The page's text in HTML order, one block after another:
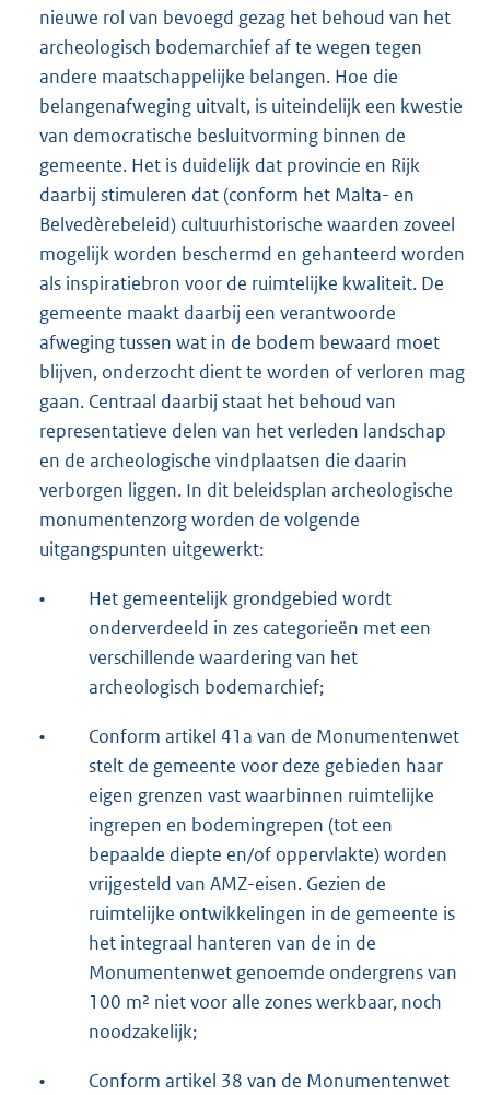
nieuwe rol van bevoegd gezag het behoud van het
archeologisch bodemarchief af te wegen tegen
andere maatschappelijke belangen. Hoe die
belangenafweging uitvalt, is uiteindelijk een kwestie
van democratische besluitvorming binnen de
gemeente. Het is duidelijk dat provincie en Rijk
daarbij stimuleren dat (conform het Malta- en
Belvedèrebeleid) cultuurhistorische waarden zoveel
mogelijk worden beschermd en gehanteerd worden
als inspiratiebron voor de ruimtelijke kwaliteit. De
gemeente maakt daarbij een verantwoorde
afweging tussen wat in de bodem bewaard moet
blijven, onderzocht dient te worden of verloren mag
gaan. Centraal daarbij staat het behoud van
representatieve delen van het verleden landschap
en de archeologische vindplaatsen die daarin
verborgen liggen. In dit beleidsplan archeologische
monumentenzorg worden de volgende
uitgangspunten uitgewerkt:
•
Het gemeentelijk grondgebied wordt
onderverdeeld in zes categorieën met een
verschillende waardering van het
archeologisch bodemarchief;
•
Conform artikel 41a van de Monumentenwet
stelt de gemeente voor deze gebieden haar
eigen grenzen vast waarbinnen ruimtelijke
ingrepen en bodemingrepen (tot een
bepaalde diepte en/of oppervlakte) worden
vrijgesteld van AMZ-eisen. Gezien de
ruimtelijke ontwikkelingen in de gemeente is
het integraal hanteren van de in de
Monumentenwet genoemde ondergrens van
100 m² niet voor alle zones werkbaar, noch
noodzakelijk;
•
Conform artikel 38 van de Monumentenwet